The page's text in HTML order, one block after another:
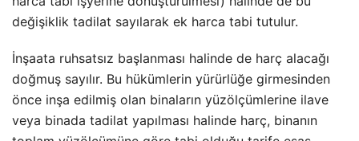
değişiklik tadilat sayılarak ek harca tabi tutulur.
İnşaata ruhsatsız başlanması halinde de harç alacağı
doğmuş sayılır. Bu hükümlerin yürürlüğe girmesinden
önce inşa edilmiş olan binaların yüzölçümlerine ilave
veya binada tadilat yapılması halinde harç, binanın